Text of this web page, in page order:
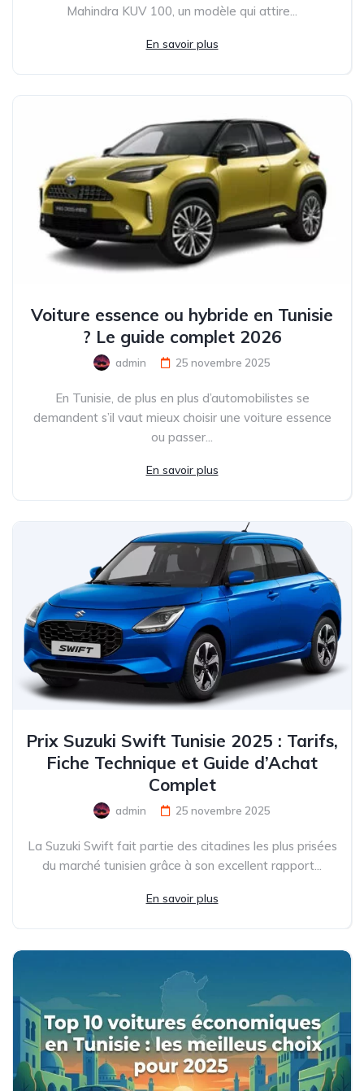
Mahindra KUV 100, un modèle qui attire...
En savoir plus
Voiture essence ou hybride en Tunisie
? Le guide complet 2026
admin 25 novembre 2025
En Tunisie, de plus en plus d’automobilistes se
demandent s’il vaut mieux choisir une voiture essence
ou passer...
En savoir plus
Prix Suzuki Swift Tunisie 2025 : Tarifs,
Fiche Technique et Guide d’Achat
Complet
admin 25 novembre 2025
La Suzuki Swift fait partie des citadines les plus prisées
du marché tunisien grâce à son excellent rapport...
En savoir plus